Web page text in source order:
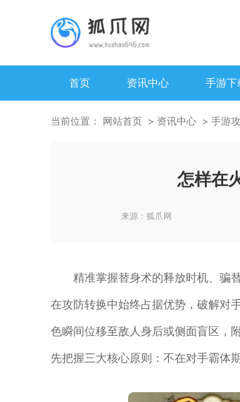
首页 资讯中心 手游下
当前位置： 网站首页 资讯中心 手游
怎样在
来源： 狐爪网
精准掌握替身术的释放时机、骗
在攻防转换中始终占据优势，破解对
色瞬间位移至敌人身后或侧面盲区，
先把握三大核心原则：不在对手霸体